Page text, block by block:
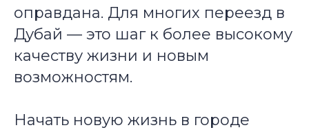
оправдана. Для многих переезд в
Дубай — это шаг к более высокому
качеству жизни и новым
возможностям.
Начать новую жизнь в городе